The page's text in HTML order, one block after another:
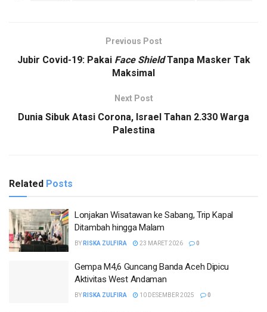
Previous Post
Jubir Covid-19: Pakai Face ShieldTanpa Masker Tak
Maksimal
Next Post
Dunia Sibuk Atasi Corona, Israel Tahan 2.330 Warga
Palestina
Related Posts
Lonjakan Wisatawan ke Sabang, Trip Kapal
Ditambah hingga Malam
BY RISKA ZULFIRA 23 MARET 2026 0
Gempa M4,6 Guncang Banda Aceh Dipicu
Aktivitas West Andaman
BY RISKA ZULFIRA 10 DESEMBER 2025 0